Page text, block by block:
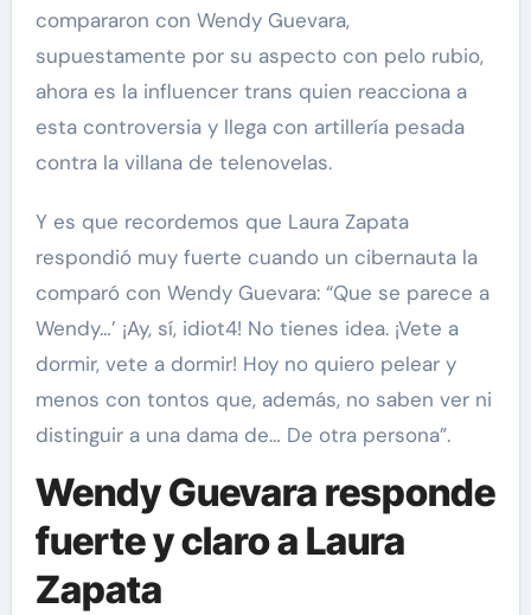
compararon con Wendy Guevara,
supuestamente por su aspecto con pelo rubio,
ahora es la influencer trans quien reacciona a
esta controversia y llega con artillería pesada
contra la villana de telenovelas.
Y es que recordemos que Laura Zapata
respondió muy fuerte cuando un cibernauta la
comparó con Wendy Guevara: “Que se parece a
Wendy…’ ¡Ay, sí, idiot4! No tienes idea. ¡Vete a
dormir, vete a dormir! Hoy no quiero pelear y
menos con tontos que, además, no saben ver ni
distinguir a una dama de… De otra persona”.
Wendy Guevara responde
fuerte y claro a Laura
Zapata